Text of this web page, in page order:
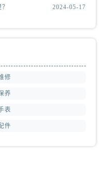
2024-05-17
修
养
表
件